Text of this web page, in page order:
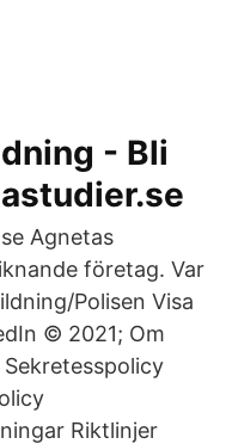
- Bli
Agnetas
företag. Var
Polisen Visa
© 2021; Om
Riktlinjer